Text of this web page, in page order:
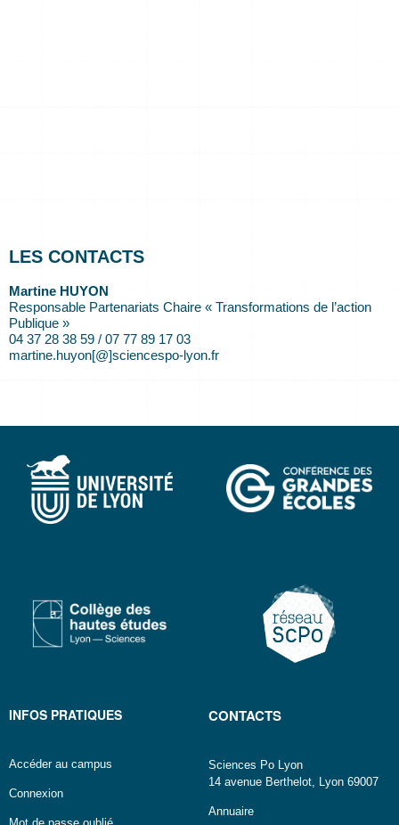
LES CONTACTS
Martine HUYON
Responsable Partenariats Chaire « Transformations de l’action
Publique »
04 37 28 38 59 / 07 77 89 17 03
martine.huyon[@]sciencespo-lyon.fr
INFOS PRATIQUES
Accéder au campus
Connexion
CONTACTS
Sciences Po Lyon
14 avenue Berthelot, Lyon 69007
Annuaire